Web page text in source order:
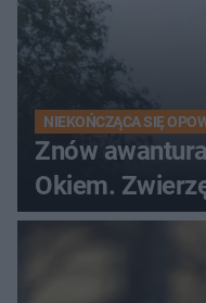
NIEKOŃCZĄCA SIĘ
Znów
Okiem.